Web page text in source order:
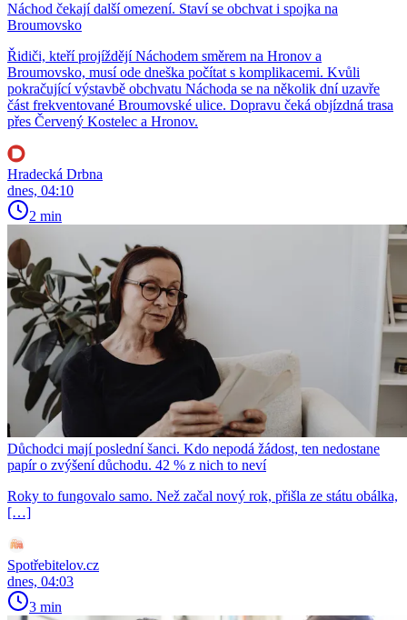
Náchod čekají další omezení. Staví se obchvat i spojka na
Broumovsko
Řidiči, kteří projíždějí Náchodem směrem na Hronov a
Broumovsko, musí ode dneška počítat s komplikacemi. Kvůli
pokračující výstavbě obchvatu Náchoda se na několik dní uzavře
část frekventované Broumovské ulice. Dopravu čeká objízdná trasa
přes Červený Kostelec a Hronov.
Hradecká Drbna
dnes, 04:10
2 min
Důchodci mají poslední šanci. Kdo nepodá žádost, ten nedostane
papír o zvýšení důchodu. 42 % z nich to neví
Roky to fungovalo samo. Než začal nový rok, přišla ze státu obálka,
[…]
Spotřebitelov.cz
dnes, 04:03
3 min